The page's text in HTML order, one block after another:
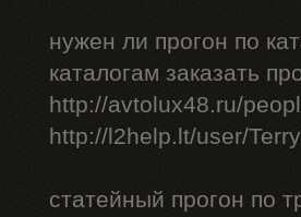
нужен ли прогон по
каталогам заказать
http://avtolux48.ru/
http://l2help.lt/user/
статейный прогон по